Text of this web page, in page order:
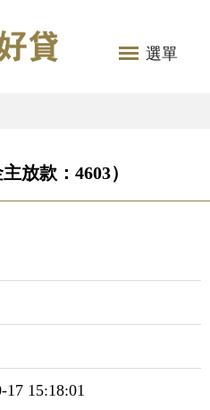
選單
放款：4603）
17 15:18:01